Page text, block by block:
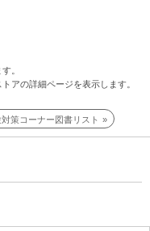
。
アの詳細ページを表示します。
策コーナー図書リスト